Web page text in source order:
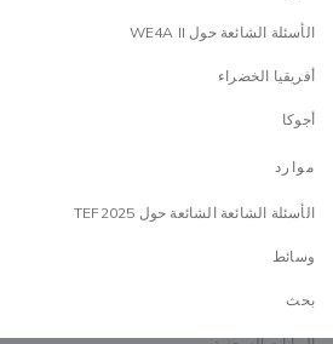
الأسئلة الشائعة حول WE4A II
أفريقيا الخضراء
أجوكا
موارد
الأسئلة الشائعة الشائعة حول TEF2025
وسائط
بحث